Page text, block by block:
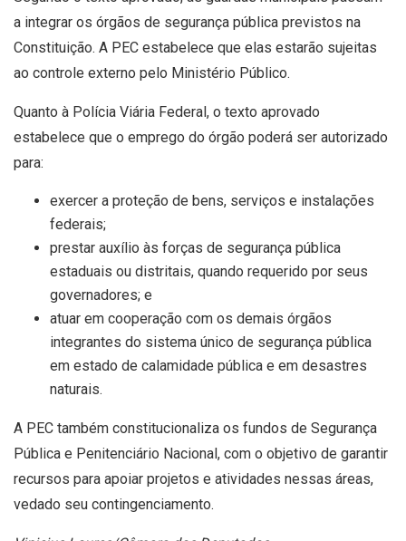
a integrar os órgãos de segurança pública previstos na
Constituição. A PEC estabelece que elas estarão sujeitas
ao controle externo pelo Ministério Público.
Quanto à Polícia Viária Federal, o texto aprovado
estabelece que o emprego do órgão poderá ser autorizado
para:
exercer a proteção de bens, serviços e instalações
federais;
prestar auxílio às forças de segurança pública
estaduais ou distritais, quando requerido por seus
governadores; e
atuar em cooperação com os demais órgãos
integrantes do sistema único de segurança pública
em estado de calamidade pública e em desastres
naturais.
A PEC também constitucionaliza os fundos de Segurança
Pública e Penitenciário Nacional, com o objetivo de garantir
recursos para apoiar projetos e atividades nessas áreas,
vedado seu contingenciamento.